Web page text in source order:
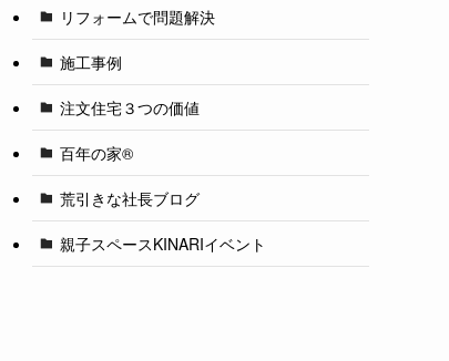
リフォームで問題解決
施工事例
注文住宅３つの価値
百年の家®️
荒引きな社長ブログ
親子スペースKINARIイベント